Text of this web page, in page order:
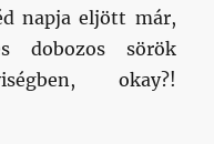
napja eljött már,
dobozos sörök
okay?!
– 2. nap”